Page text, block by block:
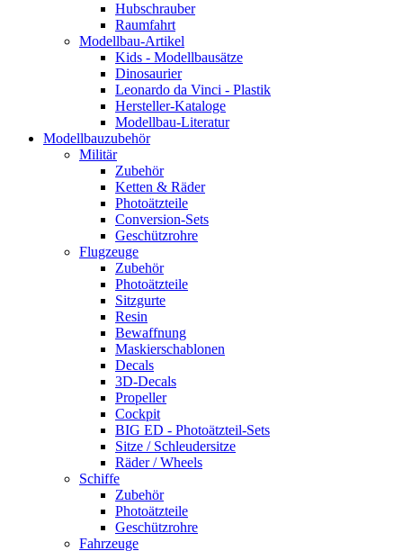
Hubschrauber
Raumfahrt
Modellbau-Artikel
Kids - Modellbausätze
Dinosaurier
Leonardo da Vinci - Plastik
Hersteller-Kataloge
Modellbau-Literatur
Modellbauzubehör
Militär
Zubehör
Ketten & Räder
Photoätzteile
Conversion-Sets
Geschützrohre
Flugzeuge
Zubehör
Photoätzteile
Sitzgurte
Resin
Bewaffnung
Maskierschablonen
Decals
3D-Decals
Propeller
Cockpit
BIG ED - Photoätzteil-Sets
Sitze / Schleudersitze
Räder / Wheels
Schiffe
Zubehör
Photoätzteile
Geschützrohre
Fahrzeuge